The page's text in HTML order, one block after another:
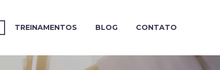
TREINAMENTOS BLOG CONTATO